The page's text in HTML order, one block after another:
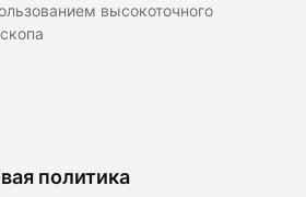
высокоточного
политика